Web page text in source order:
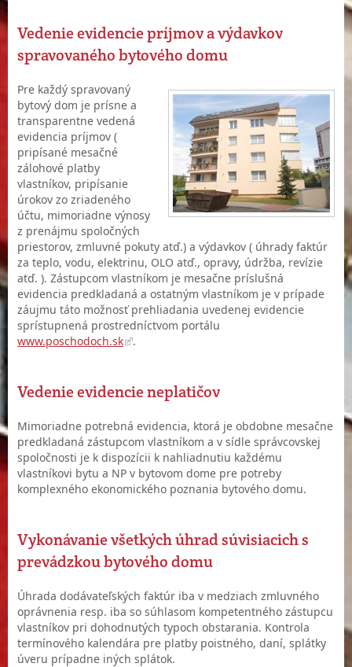
Vedenie evidencie príjmov a výdavkov
spravovaného bytového domu
Pre každý spravovaný
bytový dom je prísne a
transparentne vedená
evidencia príjmov (
pripísané mesačné
zálohové platby
vlastníkov, pripísanie
úrokov zo zriadeného
účtu, mimoriadne výnosy
z prenájmu spoločných
priestorov, zmluvné pokuty atď.) a výdavkov ( úhrady faktúr
za teplo, vodu, elektrinu, OLO atď., opravy, údržba, revízie
atď. ). Zástupcom vlastníkom je mesačne príslušná
evidencia predkladaná a ostatným vlastníkom je v prípade
záujmu táto možnosť prehliadania uvedenej evidencie
sprístupnená prostredníctvom portálu
www.poschodoch.sk
.
Vedenie evidencie neplatičov
Mimoriadne potrebná evidencia, ktorá je obdobne mesačne
predkladaná zástupcom vlastníkom a v sídle správcovskej
spoločnosti je k dispozícii k nahliadnutiu každému
vlastníkovi bytu a NP v bytovom dome pre potreby
komplexného ekonomického poznania bytového domu.
Vykonávanie všetkých úhrad súvisiacich s
prevádzkou bytového domu
Úhrada dodávateľských faktúr iba v medziach zmluvného
oprávnenia resp. iba so súhlasom kompetentného zástupcu
vlastníkov pri dohodnutých typoch obstarania. Kontrola
termínového kalendára pre platby poistného, daní, splátky
úveru prípadne iných splátok.